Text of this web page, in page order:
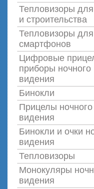
Тепловизоры
и строительства
Тепловизоры для
смартфонов
Цифровые
приборы ночного
видения
Бинокли
Прицелы ночного
видения
Бинокли и очки
видения
Тепловизоры
Монокуляры
видения